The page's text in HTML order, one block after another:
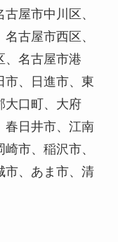
屋市中川区、
古屋市西区、
、名古屋市港
市、日進市、東
大口町、大府
春日井市、江南
市、稲沢市、
市、あま市、清